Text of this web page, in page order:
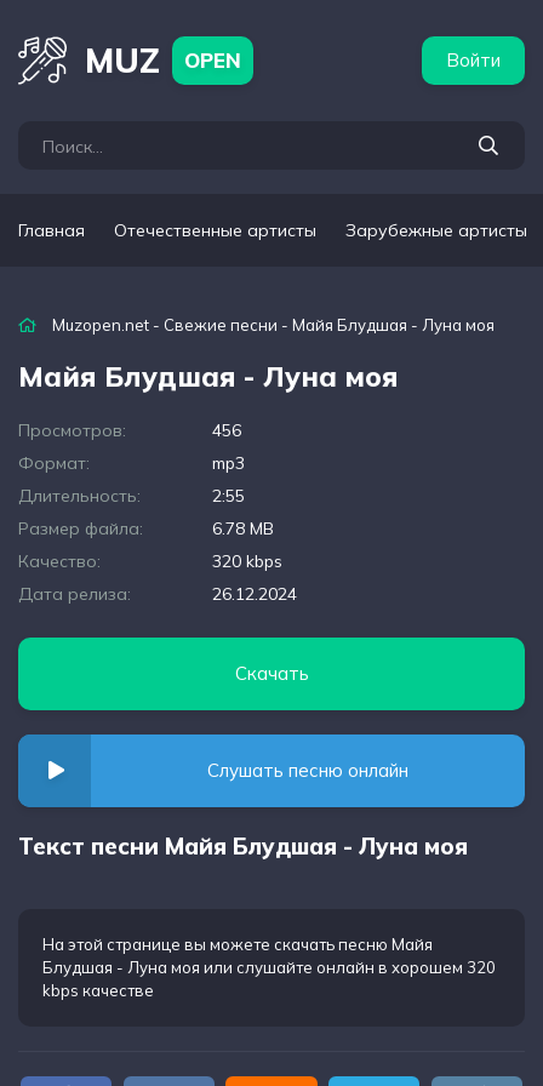
MUZ OPEN Войти
Главная Отечественные артисты Зарубежные артисты
Muzopen.net - Свежие песни - Майя Блудшая - Луна моя
Майя Блудшая - Луна моя
Просмотров:
456
Формат:
mp3
Длительность:
2:55
Размер файла:
6.78 MB
Качество:
320 kbps
Дата релиза:
26.12.2024
Скачать
Слушать песню онлайн
Текст песни Майя Блудшая - Луна моя
На этой странице вы можете скачать песню Майя
Блудшая - Луна моя или слушайте онлайн в хорошем 320
kbps качестве
артисты Популярные подборки